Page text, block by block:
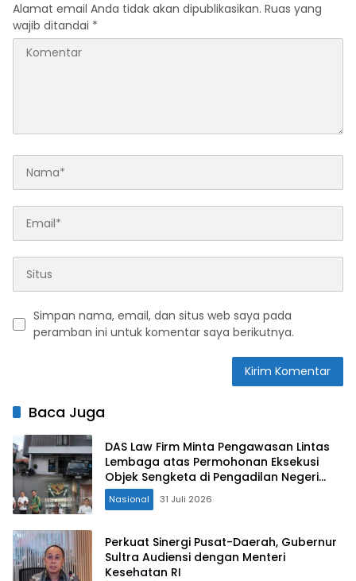
Alamat email Anda tidak akan dipublikasikan. Ruas yang
wajib ditandai *
Simpan nama, email, dan situs web saya pada
peramban ini untuk komentar saya berikutnya.
Baca Juga
DAS Law Firm Minta Pengawasan Lintas
Lembaga atas Permohonan Eksekusi
Objek Sengketa di Pengadilan Negeri
Jakarta Selatan
Nasional 31 Juli 2026
Perkuat Sinergi Pusat-Daerah, Gubernur
Sultra Audiensi dengan Menteri
Kesehatan RI